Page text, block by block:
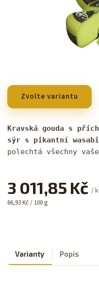
3 011,85 Kč/
66,93 Kč / 100 g
Zvolte variantu
Kravská gouda s
sýr s pikantní
polechtá všechny
Varianty Popis